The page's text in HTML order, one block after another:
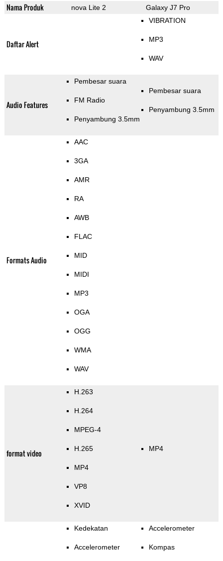
Nama Produk nova Lite 2 Galaxy J7 Pro
Daftar Alert
VIBRATION
MP3
WAV
Audio Features
Pembesar suara
FM Radio
Penyambung 3.5mm
Pembesar suara
Penyambung 3.5mm
Formats Audio
AAC
3GA
AMR
RA
AWB
FLAC
MID
MIDI
MP3
OGA
OGG
WMA
WAV
format video
H.263
H.264
MPEG-4
H.265
MP4
VP8
XVID
MP4
Kedekatan
Accelerometer
Accelerometer
Kompas